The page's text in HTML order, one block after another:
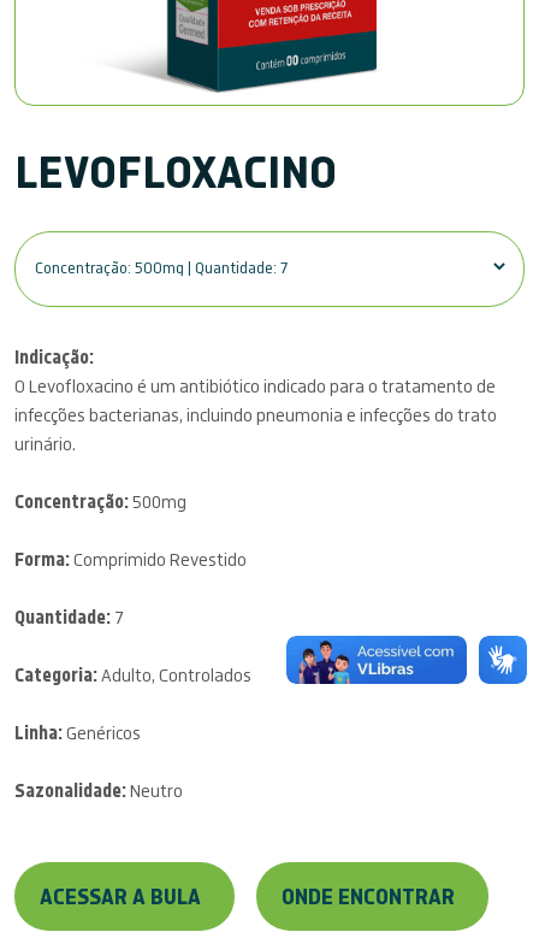
LEVOFLOXACINO
Indicação:
O Levofloxacino é um antibiótico indicado para o tratamento de
infecções bacterianas, incluindo pneumonia e infecções do trato
urinário.
Concentração:500mg
Forma:Comprimido Revestido
Quantidade: 7
Categoria:Adulto, Controlados
Linha:Genéricos
Sazonalidade:Neutro
ACESSAR A BULA ONDE ENCONTRAR